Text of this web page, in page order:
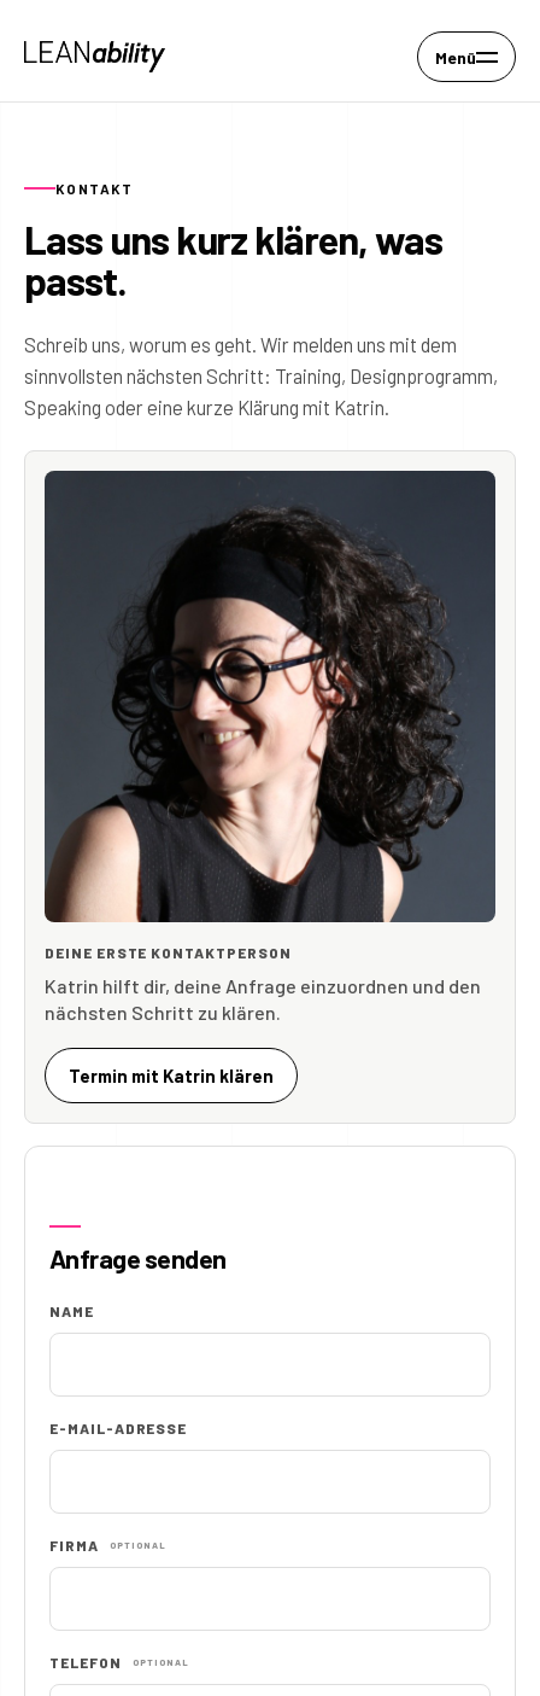
Menü
KONTAKT
Lass uns kurz klären, was
passt.
Schreib uns, worum es geht. Wir melden uns mit dem
sinnvollsten nächsten Schritt: Training, Designprogramm,
Speaking oder eine kurze Klärung mit Katrin.
DEINE ERSTE KONTAKTPERSON
Katrin hilft dir, deine Anfrage einzuordnen und den
nächsten Schritt zu klären.
Termin mit Katrin klären
Anfrage senden
NAME
E-MAIL-ADRESSE
FIRMA OPTIONAL
TELEFON OPTIONAL